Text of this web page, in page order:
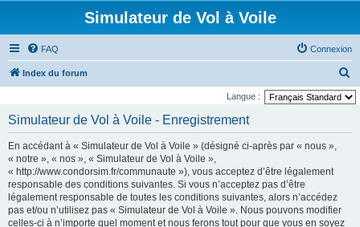
Simulateur de Vol à Voile
FAQ Connexion
Index du forum
e
Langue :
Simulateur de Vol à Voile - Enregistrement
En accédant à « Simulateur de Vol à Voile » (désigné ci-après par « nous »,
« notre », « nos », « Simulateur de Vol à Voile »,
« http://www.condorsim.fr/communaute »), vous acceptez d’être légalement
responsable des conditions suivantes. Si vous n’acceptez pas d’être
légalement responsable de toutes les conditions suivantes, alors n’accédez
pas et/ou n’utilisez pas « Simulateur de Vol à Voile ». Nous pouvons modifier
celles-ci à n’importe quel moment et nous ferons tout pour que vous en soyez